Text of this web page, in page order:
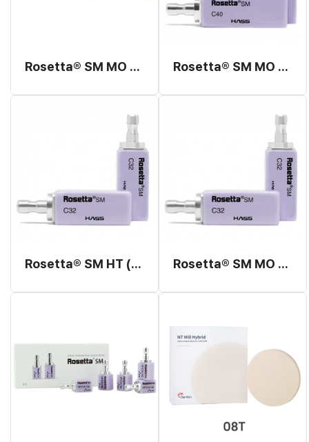
Rosetta® SM MO (Medium Opacity, Milling Type) C12, C14 Rosetta® SM MO (Medium Opacity, Milling Type) C40
Rosetta® SM HT (High Translucency, Milling Type) C32 Rosetta® SM MO (Medium Opacity, Milling Type) C32